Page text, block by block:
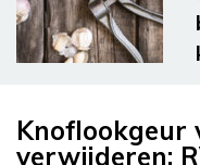
Knoflookgeur
verwijderen: